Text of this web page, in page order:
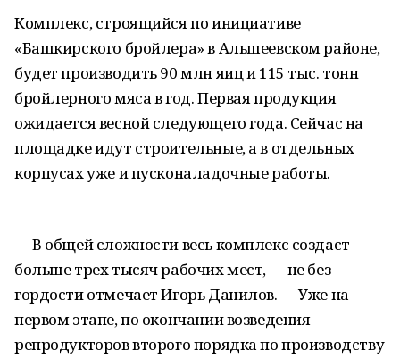
Комплекс, строящийся по инициативе
«Башкирского бройлера» в Альшеевском районе,
будет производить 90 млн яиц и 115 тыс. тонн
бройлерного мяса в год. Первая продукция
ожидается весной следующего года. Сейчас на
площадке идут строительные, а в отдельных
корпусах уже и пусконаладочные работы.
— В общей сложности весь комплекс создаст
больше трех тысяч рабочих мест, — не без
гордости отмечает Игорь Данилов. — Уже на
первом этапе, по окончании возведения
репродукторов второго порядка по производству